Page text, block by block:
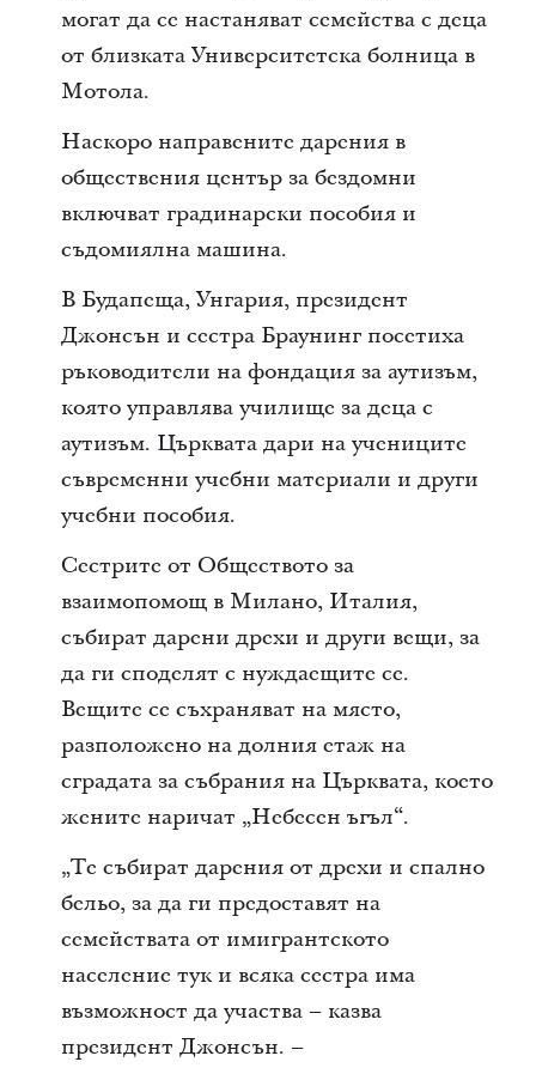
могат да се настаняват семейства с деца
от близката Университетска болница в
Мотола.
Наскоро направените дарения в
обществения център за бездомни
включват градинарски пособия и
съдомиялна машина.
В Будапеща, Унгария, президент
Джонсън и сестра Браунинг посетиха
ръководители на фондация за аутизъм,
която управлява училище за деца с
аутизъм. Църквата дари на учениците
съвременни учебни материали и други
учебни пособия.
Сестрите от Обществото за
взаимопомощ в Милано, Италия,
събират дарени дрехи и други вещи, за
да ги споделят с нуждаещите се.
Вещите се съхраняват на място,
разположено на долния етаж на
сградата за събрания на Църквата, което
жените наричат „Небесен ъгъл“.
„Те събират дарения от дрехи и спално
бельо, за да ги предоставят на
семействата от имигрантското
население тук и всяка сестра има
възможност да участва – казва
президент Джонсън. –